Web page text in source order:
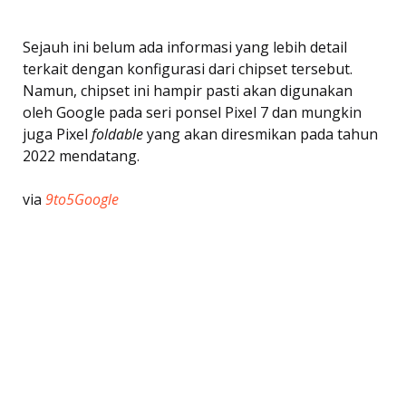
Sejauh ini belum ada informasi yang lebih detail
terkait dengan konfigurasi dari chipset tersebut.
Namun, chipset ini hampir pasti akan digunakan
oleh Google pada seri ponsel Pixel 7 dan mungkin
juga Pixel foldableyang akan diresmikan pada tahun
2022 mendatang.
via 9to5Google